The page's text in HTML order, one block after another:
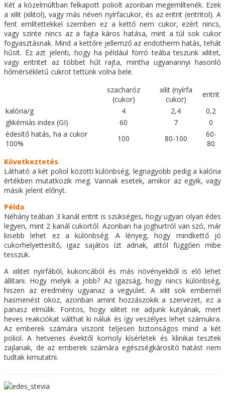
Két a közelmúltban felkapott poliolt azonban megemlítenék. Ezek
a xilit (xilitol), vagy más néven nyírfacukor, és az eritrit (eritritol). A
fent említettekkel szemben ez a kettő nem cukor, ezért nincs,
vagy szinte nincs az a fajta káros hatása, mint a túl sok cukor
fogyasztásnak. Mind a kettőre jellemző az endotherm hatás, tehát
hűsít. Ez azt jelenti, hogy ha például forró teába teszünk xilitet,
vagy eritritet az többet hűt rajta, mintha ugyanannyi hasonló
hőmérsékletű cukrot tettünk volna bele.
szacharóz
(cukor)
xilit (nyírfa
cukor)
eritrit
kalória/g
4 2,4
0,2
glikémiás index (GI)
60 7
0
édesítő hatás, ha a cukor
100%
100 80-100
60-
80
Következtetés
Látható a két poliol közötti különbség, legnagyobb pedig a kalória
értékben mutatkozik meg. Vannak esetek, amikor az egyik, vagy
másik jelent előnyt.
Példa
Néhány teában 3 kanál eritrit is szükséges, hogy ugyan olyan édes
legyen, mint 2 kanál cukortól. Azonban ha joghurtról van szó, már
kisebb lehet ez a különbség. A lényeg, hogy mindkettő jó
cukorhelyettesítő, igaz sajátos ízt adnak, attól függően mibe
tesszük.
A xilitet nyírfából, kukoricából és más növényekből is elő lehet
állítani. Hogy melyik a jobb? Az igazság, hogy nincs különbség,
hiszen az eredmény ugyanaz a vegyület. A xilit sok embernél
hasmenést okoz, azonban amint hozzászokik a szervezet, ez a
panasz elmúlik. Fontos, hogy xilitet ne adjunk kutyának, mert
heves reakciókat válthat ki náluk és így veszélyes lehet számukra.
Az emberek számára viszont teljesen biztonságos mind a két
poliol. A hetvenes évektől komoly kísérletek és klinikai tesztek
zajlanak, de az emberek számára egészségkárosító hatást nem
tudtak kimutatni.